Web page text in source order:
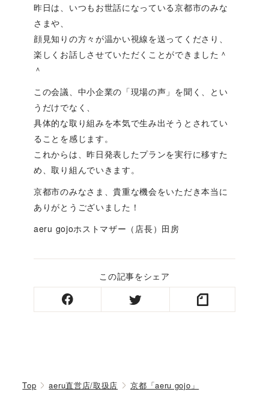
昨日は、いつもお世話になっている京都市のみな
さまや、
顔見知りの方々が温かい視線を送ってくださり、
楽しくお話しさせていただくことができました＾
＾
この会議、中小企業の「現場の声」を聞く、とい
うだけでなく、
具体的な取り組みを本気で生み出そうとされてい
ることを感じます。
これからは、昨日発表したプランを実行に移すた
め、取り組んでいきます。
京都市のみなさま、貴重な機会をいただき本当に
ありがとうございました！
aeru gojoホストマザー（店長）田房
この記事をシェア
Top aeru直営店/取扱店
京都「aeru gojo」